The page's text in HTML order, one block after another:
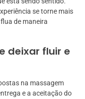
se torne mais
de maneira
deixar fluir e
na massagem
e a aceitação do